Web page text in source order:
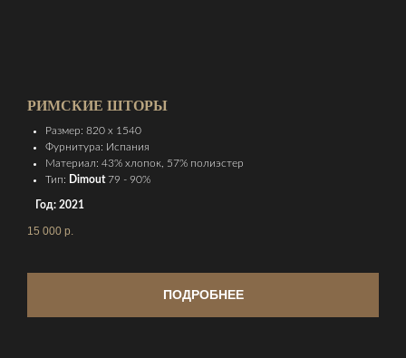
РИМСКИЕ ШТОРЫ
Размер: 820 х 1540
Фурнитура: Испания
Материал: 43% хлопок, 57% полиэстер
Тип: Dimout79 - 90%
Год: 2021
15 000 р.
ПОДРОБНЕЕ